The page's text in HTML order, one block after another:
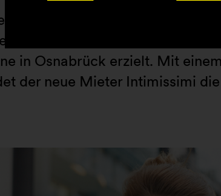
Grundstücksverwaltungs
Anliegen, einen Mietpartner
in Osnabrück erzielt. Mit
der neue Mieter Intimissimi